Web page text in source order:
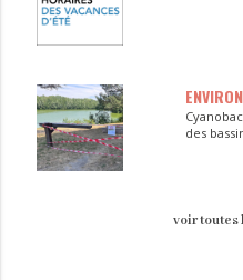
des
voir toutes